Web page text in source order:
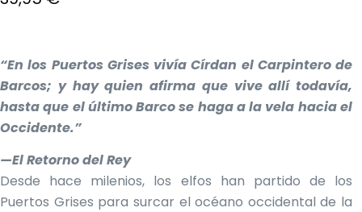
original
era:
69,95 €.
precio
actual
es:
39,95 €.
“En los Puertos Grises vivía Círdan el Carpintero de
Barcos; y hay quien afirma que vive allí todavía,
hasta que el último Barco se haga a la vela hacia el
Occidente.”
—El Retorno del Rey
Desde hace milenios, los elfos han partido de los
Puertos Grises para surcar el océano occidental de la